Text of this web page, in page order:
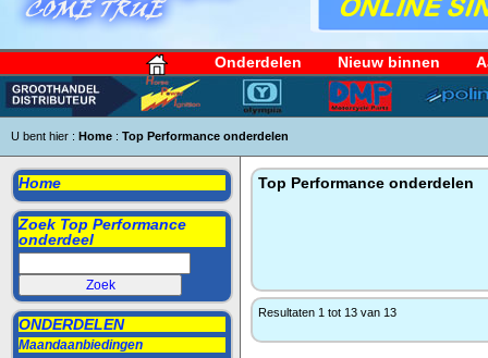
Onderdelen Nieuw binnen
U bent hier : Home : Top Performance onderdelen
Home
Zoek Top Performance
onderdeel
ONDERDELEN
Maandaanbiedingen
Top Performance onderdelen
Resultaten 1 tot 13 van 13